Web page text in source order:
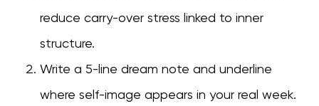
reduce carry-over stress linked to inner
structure.
Write a 5-line dream note and underline
where self-image appears in your real week.